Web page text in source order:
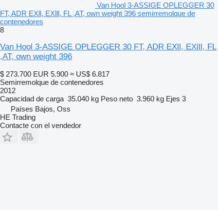
Van Hool 3-ASSIGE OPLEGGER 30
FT, ADR EXll, EXlll, FL ,AT, own weight 396 semirremolque de
contenedores
8
Van Hool 3-ASSIGE OPLEGGER 30 FT, ADR EXll, EXlll, FL
,AT, own weight 396
$ 273.700 EUR 5.900 ≈ US$ 6.817
Semirremolque de contenedores
2012
Capacidad de carga 35.040 kg Peso neto 3.960 kg Ejes 3
Países Bajos, Oss
HE Trading
Contacte con el vendedor